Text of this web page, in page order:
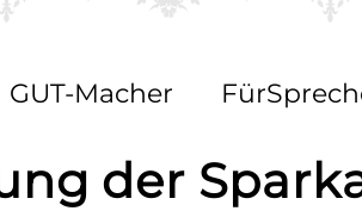
GUT-Macher
der